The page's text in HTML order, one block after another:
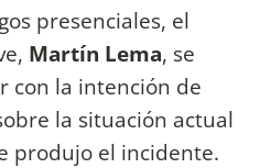
presenciales, el
Martín Lema, se
con la intención de
la situación actual
produjo el incidente.